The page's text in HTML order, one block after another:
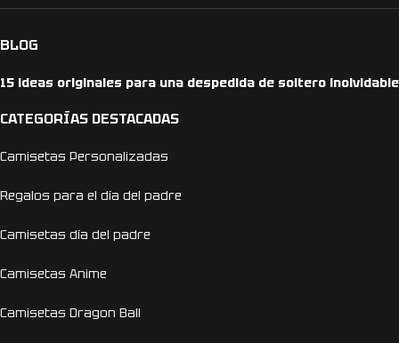
BLOG
15 ideas originales para una despedida de soltero inolvidable
CATEGORÍAS DESTACADAS
Camisetas Personalizadas
Regalos para el día del padre
Camisetas día del padre
Camisetas Anime
Camisetas Dragon Ball